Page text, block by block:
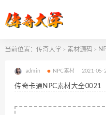
当前位置： 传奇大学 > 素材源码 >
admin NPC素材 2021-05-
传奇卡通NPC素材大全0021